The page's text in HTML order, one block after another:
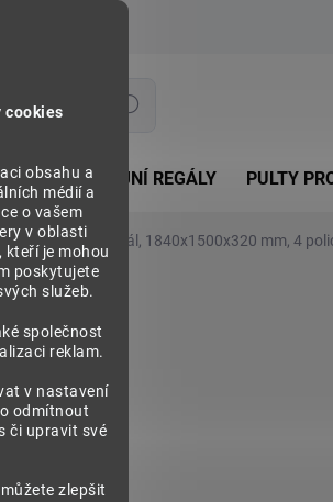
cookies
obsahu a
médií a
o vašem
v oblasti
kteří je mohou
poskytujete
služeb.
společnost
reklam.
v nastavení
odmítnout
či upravit své
zlepšit
Hledat
PRODEJNÍ REGÁLY PULTY
policový regál, 1840x1500x320 mm, 4